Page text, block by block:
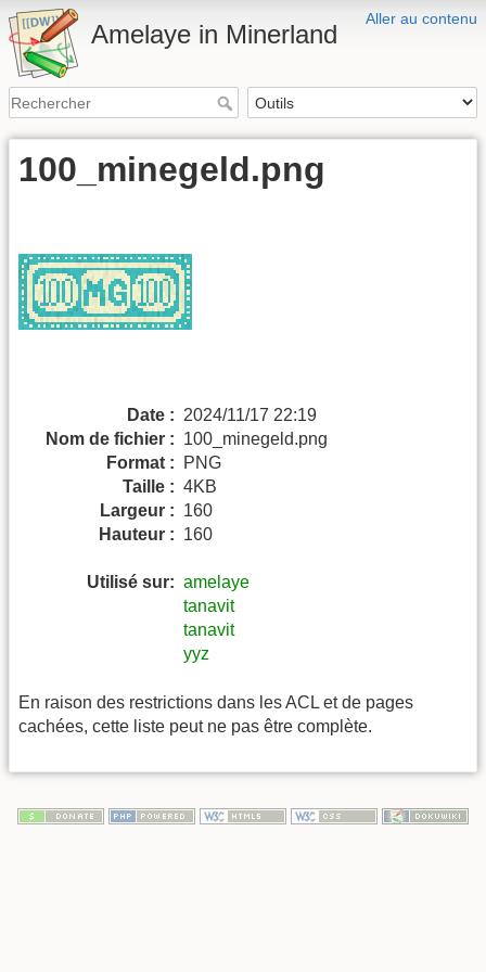
Aller au contenu
Amelaye in Minerland
100_minegeld.png
Date : 2024/11/17 22:19
Nom de fichier : 100_minegeld.png
Format :
PNG
Taille : 4KB
Largeur : 160
Hauteur : 160
Utilisé sur: amelaye
tanavit
tanavit
yyz
En raison des restrictions dans les ACL et de pages
cachées, cette liste peut ne pas être complète.